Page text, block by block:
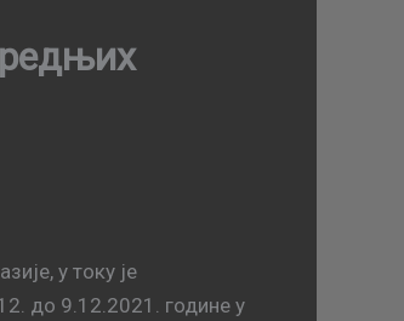
у току је
до 9.12.2021. године у